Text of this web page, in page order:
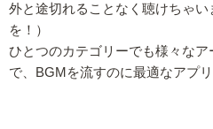
外と途切れることなく聴けちゃ
を！）
ひとつのカテゴリーでも様々な
で、BGMを流すのに最適なアプ